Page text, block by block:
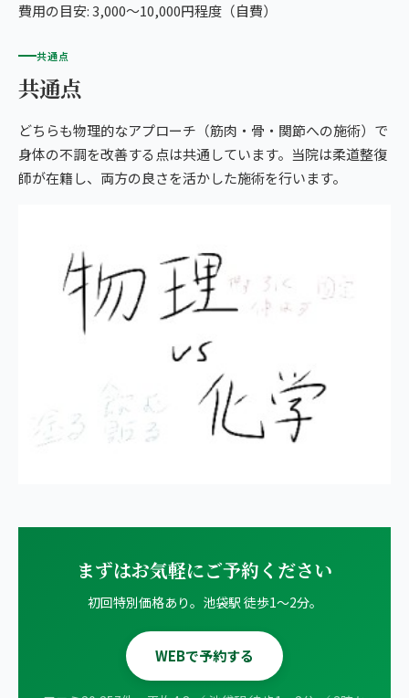
費用の目安: 3,000〜10,000円程度（自費）
共通点
共通点
どちらも物理的なアプローチ（筋肉・骨・関節への施術）で
身体の不調を改善する点は共通しています。当院は柔道整復
師が在籍し、両方の良さを活かした施術を行います。
まずはお気軽にご予約ください
初回特別価格あり。池袋駅 徒歩1〜2分。
WEBで予約する